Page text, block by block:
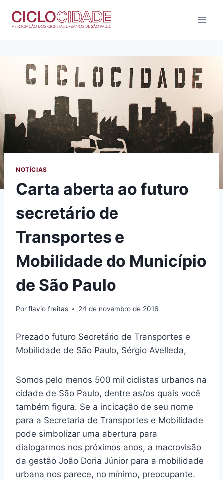
para
NOTÍCIAS
Carta aberta ao futuro
secretário de
Transportes e
Mobilidade do Município
de São Paulo
Porflavio freitas 24 de novembro de 2016
Prezado futuro Secretário de Transportes e
Mobilidade de São Paulo, Sérgio Avelleda,
Somos pelo menos 500 mil ciclistas urbanos na
cidade de São Paulo, dentre as/os quais você
também figura. Se a indicação de seu nome
para a Secretaria de Transportes e Mobilidade
pode simbolizar uma abertura para
dialogarmos nos próximos anos, a macrovisão
da gestão João Doria Júnior para a mobilidade
urbana nos parece, no mínimo, preocupante.